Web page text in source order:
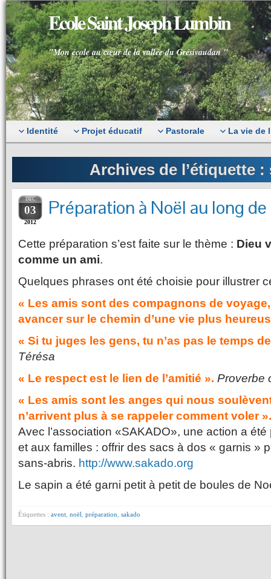
Ecole Saint Joseph Lumbin
"Mon école au cœur de la vallée du Grésivaudan "
Identité Projet éducatif Pastorale La vie de
Archives de l’étiquette :
DEC
03
2012
Préparation à Noël au long de
Cette préparation s’est faite sur le thème : Dieu
comme un ami.
Quelques phrases ont été choisie pour illustrer
« Les amis sont des compagnons de
avancer sur le chemin d’une vie plus
« Si tu juges les gens, tu n’as pas le temps
Térésa
« Le respect est le lien de l’amitié ». Proverbe
« Les amis sont les anges qui nous
n’arrivent plus à se rappeler comment voler ».
Avec l’association «SAKADO», une action a
et aux familles : offrir des sacs à dos « garnis »
sans-abris. http://www.sakado.org
Le sapin a été garni petit à petit de boules de
Étiquettes : avent noël préparation sakado